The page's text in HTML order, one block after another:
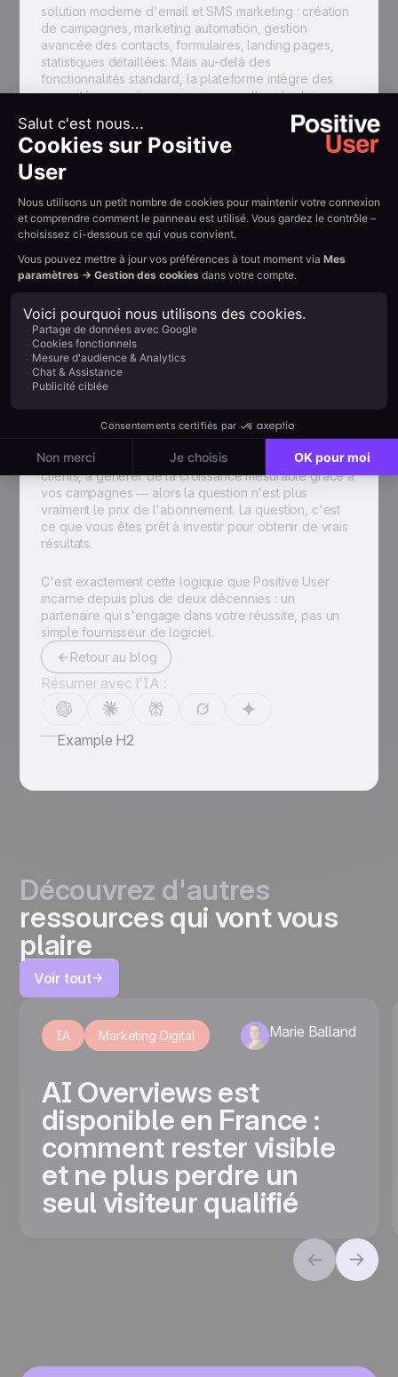
Retour au blog
Résumer avec l'IA :
Example H2
solution moderne d'email et SMS marketing : création
de campagnes, marketing automation, gestion
avancée des contacts, formulaires, landing pages,
statistiques détaillées. Mais au-delà des
fonctionnalités standard, la plateforme intègre des
capacités avancées conçues pour aller plus loin :
optimisation de l'envoi, scoring des contacts, gestion
de la pression marketing, outils de création assistés
par intelligence artificielle.
Ces fonctionnalités ne sont pas des gadgets. Ce sont
des leviers concrets pour améliorer vos taux
d'ouverture, réduire le risque d'arriver en spam, et
produire des contenus plus engageants, plus
Le vrai critère de choix :
qu'est-ce que vous
voulez accomplir ?
Si votre objectif est d'envoyer des emails de temps
en temps à peu de frais, une solution low-cost peut
suffire. Mais si vous cherchez à construire une
communication marketing performante, à fidéliser vos
clients, à générer de la croissance mesurable grâce à
vos campagnes — alors la question n'est plus
vraiment le prix de l'abonnement. La question, c'est
ce que vous êtes prêt à investir pour obtenir de vrais
résultats.
C'est exactement cette logique que Positive User
incarne depuis plus de deux décennies : un
partenaire qui s'engage dans votre réussite, pas un
simple fournisseur de logiciel.
Découvrez d'autres
ressources qui vont vous
plaire
Voir tout
IA Marketing Digital Marie Balland
AI Overviews est
disponible en France :
comment rester visible
et ne plus perdre un
seul visiteur qualifié